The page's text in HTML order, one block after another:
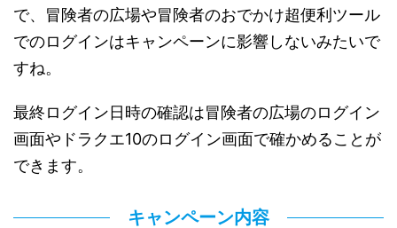
で、冒険者の広場や冒険者のおでかけ超便利ツール
でのログインはキャンペーンに影響しないみたいで
すね。
最終ログイン日時の確認は冒険者の広場のログイン
画面やドラクエ10のログイン画面で確かめることが
できます。
キャンペーン内容